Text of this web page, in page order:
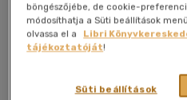
(13)
(6)
Görög bölcsességek
Könyv
böngészőjébe, de cookie-
módosíthatja a Süti beállítások
olvassa el a
Libri
tájékoztatóját!
Süti beállítások